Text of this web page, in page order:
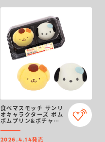
食べマスモッチ サンリ
オキャラクターズ ポム
ポムプリン&ポチャッ
2026.4.14発売